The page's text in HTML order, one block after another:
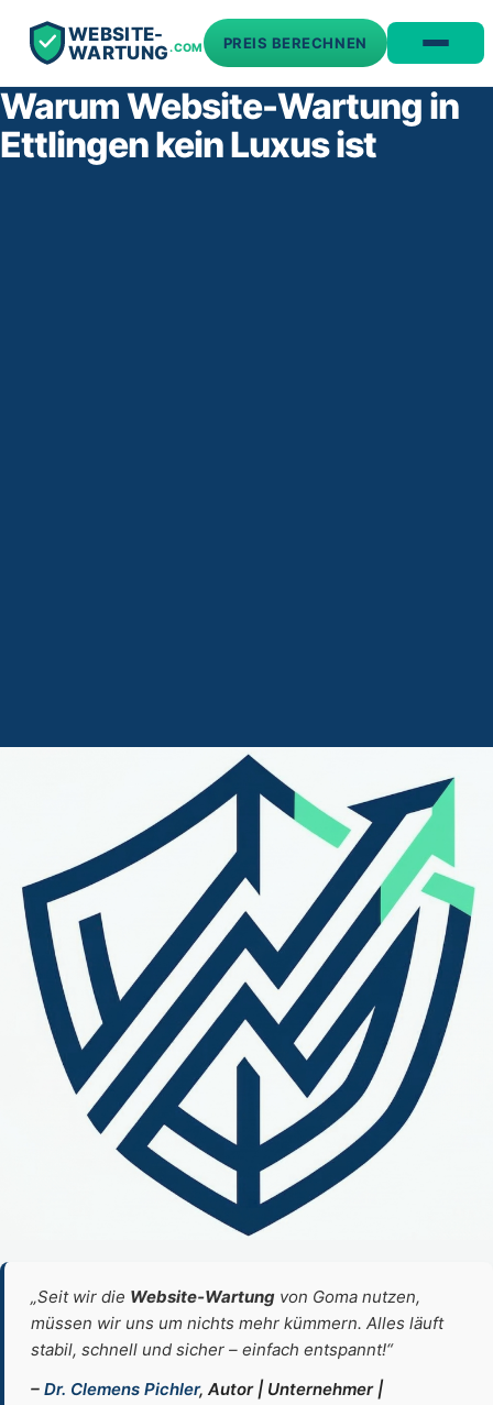
WEBSITE-
WARTUNG.COM PREIS BERECHNEN
Warum Website-Wartung in
Ettlingen kein Luxus ist
„Seit wir die Website‑Wartung von Goma nutzen,
müssen wir uns um nichts mehr kümmern. Alles läuft
stabil, schnell und sicher – einfach entspannt!“
– Dr. Clemens Pichler, Autor | Unternehmer |